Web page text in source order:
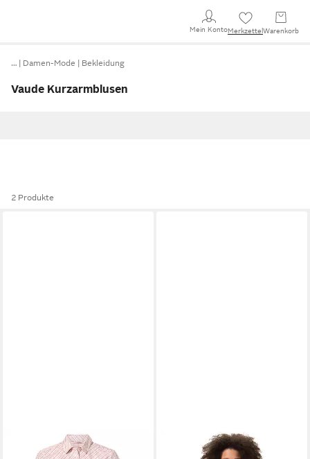
Mein KontoMerkzettel Warenkorb
… Damen-Mode Bekleidung
Vaude Kurzarmblusen
2 Produkte